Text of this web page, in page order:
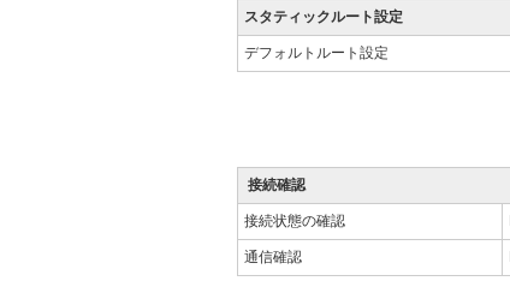
スタティックルート設定
デフォルトルート設定
接続確認
接続状態の確認
通信確認